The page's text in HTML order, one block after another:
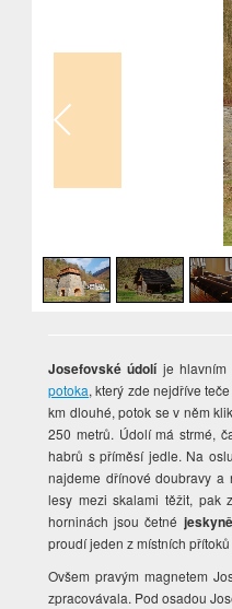
Josefovské údolí je hlavním
potoka, který zde nejdříve
km dlouhé, potok se v něm
250 metrů. Údolí má strmé,
habrů s příměsí jedle. Na
najdeme dřínové doubravy a
lesy mezi skalami těžit, pak
horninách jsou četné jeskyně
proudí jeden z místních
Ovšem pravým magnetem
zpracovávala. Pod osadou